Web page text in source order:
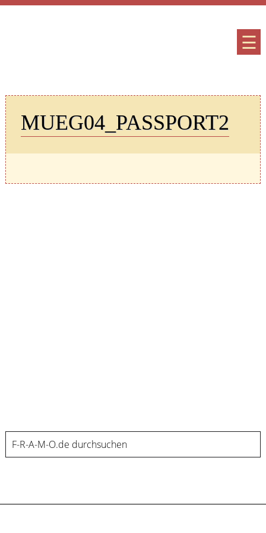
☰
MUEG04_PASSPORT2